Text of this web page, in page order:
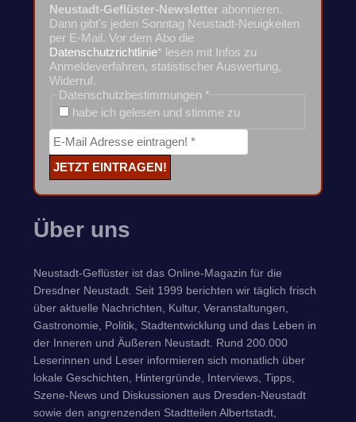
Neustadt-Geflüster-Newsletter abonnieren.
Dann gibt's jeden Sonntag Neustadt-Neuigkeiten
per E-Mail. Vor dem Abo die
Datenschutzrichtlinie* lesen mit Infos zu
Anmeldeverfahren, statistischer Auswertung,
Widerruf.
Datenschutzbestimmungen *
habe ich gelesen und stimme zu
Über uns
Neustadt-Geflüster ist das Online-Magazin für die
Dresdner Neustadt. Seit 1999 berichten wir täglich frisch
über aktuelle Nachrichten, Kultur, Veranstaltungen,
Gastronomie, Politik, Stadtentwicklung und das Leben in
der Inneren und Äußeren Neustadt. Rund 200.000
Leserinnen und Leser informieren sich monatlich über
lokale Geschichten, Hintergründe, Interviews, Tipps,
Szene-News und Diskussionen aus Dresden-Neustadt
sowie den angrenzenden Stadtteilen Albertstadt,